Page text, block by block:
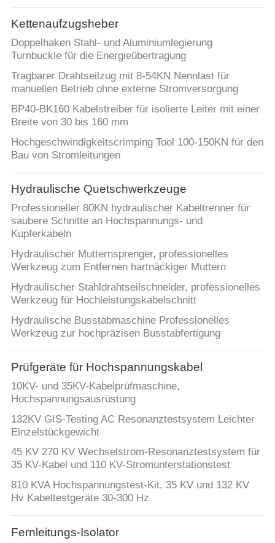
Kettenaufzugsheber
Doppelhaken Stahl- und Aluminiumlegierung
Turnbuckle für die Energieübertragung
Tragbarer Drahtseilzug mit 8-54KN Nennlast für
manuellen Betrieb ohne externe Stromversorgung
BP40-BK160 Kabelstreiber für isolierte Leiter mit einer
Breite von 30 bis 160 mm
Hochgeschwindigkeitscrimping Tool 100-150KN für den
Bau von Stromleitungen
Hydraulische Quetschwerkzeuge
Professioneller 80KN hydraulischer Kabeltrenner für
saubere Schnitte an Hochspannungs- und
Kupferkabeln
Hydraulischer Mutternsprenger, professionelles
Werkzeug zum Entfernen hartnäckiger Muttern
Hydraulischer Stahldrahtseilschneider, professionelles
Werkzeug für Hochleistungskabelschnitt
Hydraulische Busstabmaschine Professionelles
Werkzeug zur hochpräzisen Busstabfertigung
Prüfgeräte für Hochspannungskabel
10KV- und 35KV-Kabelprüfmaschine,
Hochspannungsausrüstung
132KV GIS-Testing AC Resonanztestsystem Leichter
Einzelstückgewicht
45 KV 270 KV Wechselstrom-Resonanztestsystem für
35 KV-Kabel und 110 KV-Stromunterstationstest
810 KVA Hochspannungstest-Kit, 35 KV und 132 KV
Hv Kabeltestgeräte 30-300 Hz
Fernleitungs-Isolator